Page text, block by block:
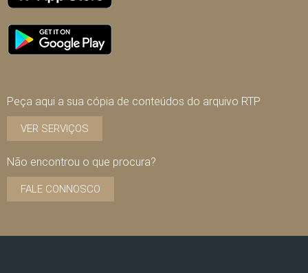
Peça aqui a sua cópia de conteúdos do arquivo RTP
VER SERVIÇOS
Não encontrou o que procura?
FALE CONNOSCO